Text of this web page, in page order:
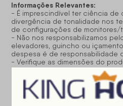
Informações Relevantes:
- É imprescindível ter ciência de
divergência de tonalidade nos
de configurações de
- Não nos responsabilizamos
elevadores, guincho ou
despesa é de responsabilidade
- Verifique as dimensões do
que o mesmo possa ser
e elevadores;
- Os objetos que decoram a
produto;